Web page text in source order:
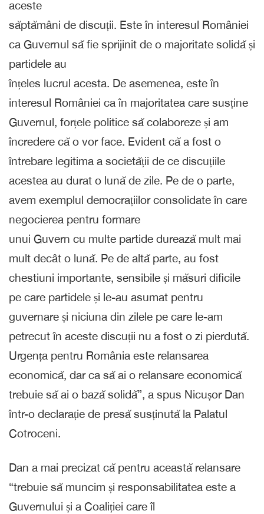
aceste
săptămâni de discuții. Este în interesul României
ca Guvernul să fie sprijinit de o majoritate solidă și
partidele au
înțeles lucrul acesta. De asemenea, este în
interesul României ca în majoritatea care susține
Guvernul, forțele politice să colaboreze și am
încredere că o vor face. Evident că a fost o
întrebare legitima a societății de ce discuțiile
acestea au durat o lună de zile. Pe de o parte,
avem exemplul democrațiilor consolidate în care
negocierea pentru formare
unui Guvern cu multe partide durează mult mai
mult decât o lună. Pe de altă parte, au fost
chestiuni importante, sensibile și măsuri dificile
pe care partidele și le-au asumat pentru
guvernare și niciuna din zilele pe care le-am
petrecut în aceste discuții nu a fost o zi pierdută.
Urgența pentru România este relansarea
economică, dar ca să ai o relansare economică
trebuie să ai o bază solidă”, a spus Nicușor Dan
într-o declarație de presă susținută la Palatul
Cotroceni.
Dan a mai precizat că pentru această relansare
“trebuie să muncim și responsabilitatea este a
Guvernului și a Coaliției care îl